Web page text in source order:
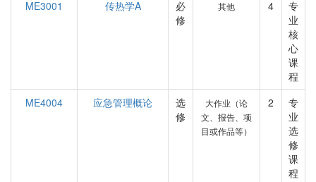
ME3001 传热学A
必
修
其他 4
专
业
核
心
课
程
ME4004
应急管理概论
选
修
大作业（论
文、报告、项
目或作品等）
2
专
业
选
修
课
程